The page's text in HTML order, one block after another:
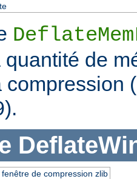
de
compression
fenêtre de compression zlib